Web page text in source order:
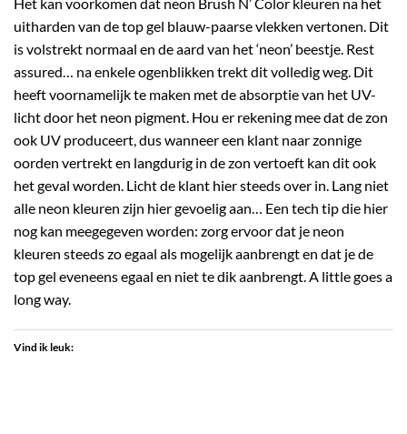
uitharden van de top gel blauw-paarse vlekken vertonen. Dit
is volstrekt normaal en de aard van het ‘neon’ beestje. Rest
assured… na enkele ogenblikken trekt dit volledig weg. Dit
heeft voornamelijk te maken met de absorptie van het UV-
licht door het neon pigment. Hou er rekening mee dat de zon
ook UV produceert, dus wanneer een klant naar zonnige
oorden vertrekt en langdurig in de zon vertoeft kan dit ook
het geval worden. Licht de klant hier steeds over in. Lang niet
alle neon kleuren zijn hier gevoelig aan… Een tech tip die hier
nog kan meegegeven worden: zorg ervoor dat je neon
kleuren steeds zo egaal als mogelijk aanbrengt en dat je de
top gel eveneens egaal en niet te dik aanbrengt. A little goes a
long way.
Vind ik leuk: